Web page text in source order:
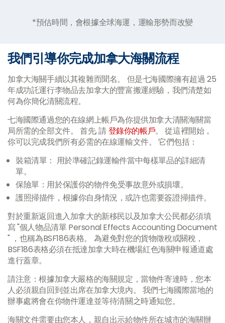
*預估時間，會根據全球海運，運輸形勢而改變
我們引導你完成加拿大海關流程
加拿大海關手續以其複雜而聞名。 但是七海國際擁有超過 25
年成功託運行李物品去加拿大的豐富搬運經驗，我們清楚如
何為你簡化清關流程。
七海國際通過您的在線網上帳戶為你提供加拿大清關海關當
局所需的全部文件。 首先, 請登錄你的帳戶。 從這裡開始，
你可以完成我們所有必需的在線運輸文件。 它們包括：
裝箱清單： 用於準確記錄運輸件當中每樣單品的詳細清
單。
保險單：用於保護你的物件免受事故意外或損壞。
護照掃描件，根據你自身情況，或許也需要簽證掃描件。
對於重新返回進入加拿大的新移民以及加拿大公民都必須填
寫 "個人物品清單 Personal Effects Accounting Document
" ，也稱為BSF186表格。 為避免對您的貨物徵稅或關稅，
BSF186表格必須在抵達加拿大時在機場紅色海關申報通道處
進行蓋章。
請注意：根據加拿大嚴格的海關規定，當物件寄達時，您本
人必須親自回到並出席在加拿大境內。 我們七海國際當地的
辦事處將會在你物件運達並等待清關之時通知您。
海關文件需要由您本人，親自出示給物件所在城市的海關辦